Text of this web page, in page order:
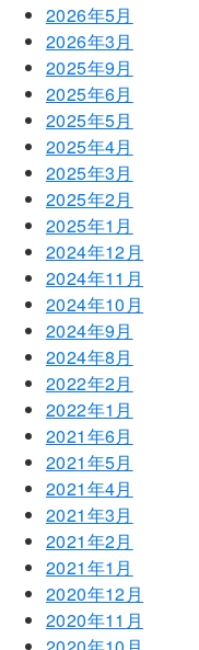
2026年5月
2026年3月
2025年9月
2025年6月
2025年5月
2025年4月
2025年3月
2025年2月
2025年1月
2024年12月
2024年11月
2024年10月
2024年9月
2024年8月
2022年2月
2022年1月
2021年6月
2021年5月
2021年4月
2021年3月
2021年2月
2021年1月
2020年12月
2020年11月